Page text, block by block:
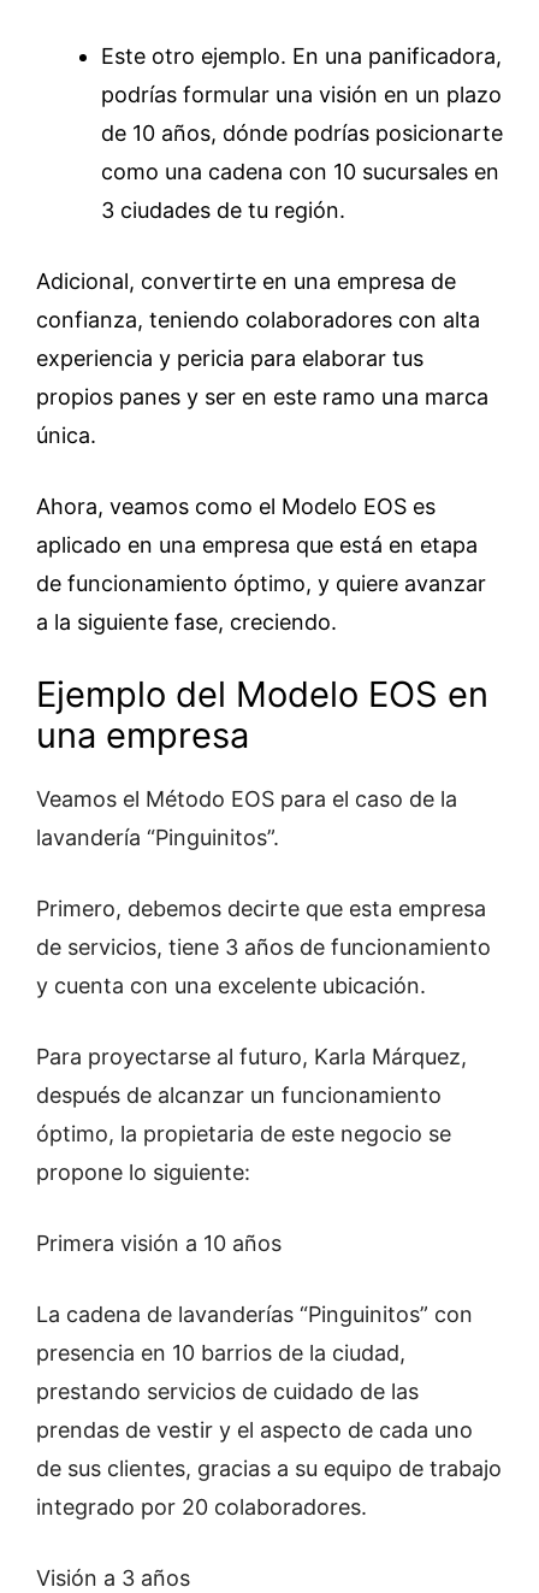
Este otro ejemplo. En una panificadora,
podrías formular una visión en un plazo
de 10 años, dónde podrías posicionarte
como una cadena con 10 sucursales en
3 ciudades de tu región.
Adicional, convertirte en una empresa de
confianza, teniendo colaboradores con alta
experiencia y pericia para elaborar tus
propios panes y ser en este ramo una marca
única.
Ahora, veamos como el Modelo EOS es
aplicado en una empresa que está en etapa
de funcionamiento óptimo, y quiere avanzar
a la siguiente fase, creciendo.
Ejemplo del Modelo EOS en
una empresa
Veamos el Método EOS para el caso de la
lavandería “Pinguinitos”.
Primero, debemos decirte que esta empresa
de servicios, tiene 3 años de funcionamiento
y cuenta con una excelente ubicación.
Para proyectarse al futuro, Karla Márquez,
después de alcanzar un funcionamiento
óptimo, la propietaria de este negocio se
propone lo siguiente:
Primera visión a 10 años
La cadena de lavanderías “Pinguinitos” con
presencia en 10 barrios de la ciudad,
prestando servicios de cuidado de las
prendas de vestir y el aspecto de cada uno
de sus clientes, gracias a su equipo de trabajo
integrado por 20 colaboradores.
Visión a 3 años